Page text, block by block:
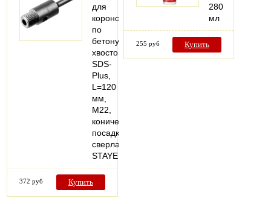
для
коронок
по
бетону,
хвостовик
SDS-
Plus,
L=120
мм,
M22,
коническая
посадка
сверла,
STAYER
372 руб Купить
280
мл
255 руб Купить